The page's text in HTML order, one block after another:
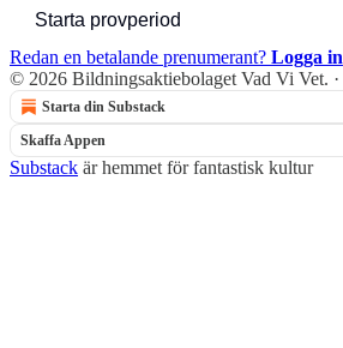
Starta provperiod
Redan en betalande prenumerant? Logga in
© 2026 Bildningsaktiebolaget Vad Vi Vet. ·
Starta din Substack
Skaffa Appen
Substack är hemmet för fantastisk kultur